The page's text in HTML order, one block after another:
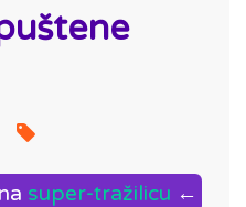
super-tražilicu ←